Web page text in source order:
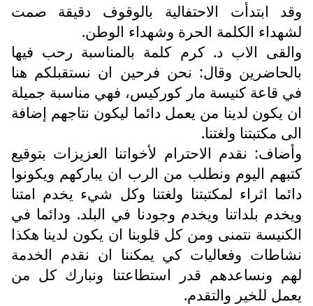
ابتدأت الاحتفالية بالوقوف دقيقة صمت
الكلمة الحرة وشهداء الوطن.
الاب د. كرم كلمة بالمناسبة رحب فيها
وقال: نحن فرحين ان نستقبلكم هنا
قاعة كنيسة مار كوركيس، فهي مناسبة جميلة
يكون لدينا من يعمل دائما ليكون نتاجهم إضافة
مكتبتنا ولغتنا.
نقدم الاحترام لأخواتنا العزيزات بتوقيع
اليوم ونطلب من الرب ان يباركهم ويكونوا
اثراء لمكتبتنا ولغتنا وكل شيء يخدم امتنا
بلداتنا ويخدم وجودنا في البلد. ودائما في
نتمنى ومن كل قلوبنا ان يكون لدينا هكذا
وفعاليات كي يمكننا ان نقدم الخدمة
ونساعدهم قدر استطاعتنا ونبارك كل من
للخير والتقدم.